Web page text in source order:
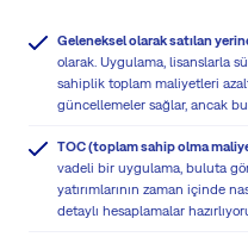
Geleneksel olarak satılan
olarak. Uygulama, lisanslarla
sahiplik toplam maliyetleri
güncellemeler sağlar, ancak
TOC (toplam sahip olma
vadeli bir uygulama, buluta
yatırımlarının zaman içinde
detaylı hesaplamalar